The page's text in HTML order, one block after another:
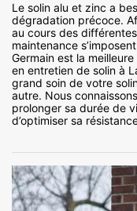
Le solin alu et zinc a
dégradation précoce.
au cours des
maintenance
Germain est la
en entretien de solin à
grand soin de votre
autre. Nous
prolonger sa durée de
d’optimiser sa